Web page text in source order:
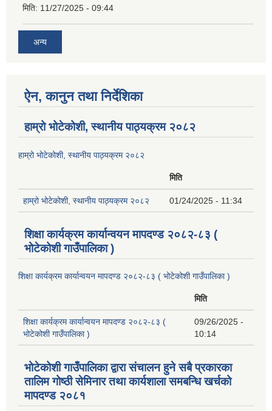
मिति: 11/27/2025 - 09:44
अन्य
ऐन, कानुन तथा निर्देशिका
हाम्रो भोटेकोशी, स्थानीय पाठ्यक्रम २०८२
हाम्रो भोटेकोशी, स्थानीय पाठ्यक्रम २०८२
मिति
हाम्रो भोटेकोशी, स्थानीय पाठ्यक्रम २०८२ 01/24/2025 - 11:34
शिक्षा कार्यक्रम कार्यान्वयन मापदण्ड २०८२-८३ (
भोटेकोशी गाउँपालिका )
शिक्षा कार्यक्रम कार्यान्वयन मापदण्ड २०८२-८३ ( भोटेकोशी गाउँपालिका )
मिति
शिक्षा कार्यक्रम कार्यान्वयन मापदण्ड २०८२-८३ (
भोटेकोशी गाउँपालिका )
09/26/2025 -
10:14
भोटेकोशी गाउँपालिका द्वारा संचालन हुने सबै प्रकारका
तालिम गोष्ठी सेमिनार तथा कार्यशाला समबन्धि खर्चको
मापदण्ड २०८१